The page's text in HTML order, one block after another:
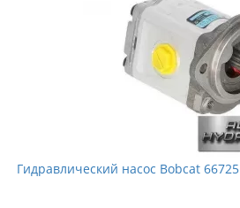
Гидравлический насос Bobcat